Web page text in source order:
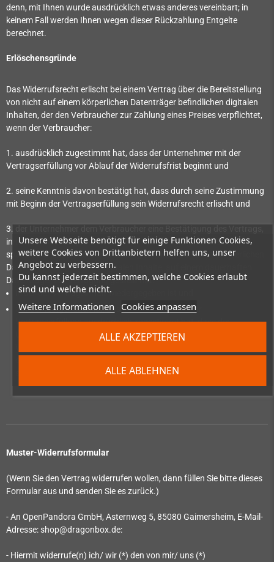
Unsere Webseite benötigt für einige Funktionen Cookies,
weitere Cookies von Drittanbietern helfen uns, unser
Angebot zu verbessern.
Du kannst jederzeit bestimmen, welche Cookies erlaubt
sind und welche nicht.
Weitere Informationen Cookies anpassen
ALLE ABLEHNEN
ALLE AKZEPTIEREN
denn, mit Ihnen wurde ausdrücklich etwas anderes vereinbart; in
keinem Fall werden Ihnen wegen dieser Rückzahlung Entgelte
berechnet.
Erlöschensgründe
Das Widerrufsrecht erlischt bei einem Vertrag über die Bereitstellung
von nicht auf einem körperlichen Datenträger befindlichen digitalen
Inhalten, der den Verbraucher zur Zahlung eines Preises verpflichtet,
wenn der Verbraucher:
1. ausdrücklich zugestimmt hat, dass der Unternehmer mit der
Vertragserfüllung vor Ablauf der Widerrufsfrist beginnt und
2. seine Kenntnis davon bestätigt hat, dass durch seine Zustimmung
mit Beginn der Vertragserfüllung sein Widerrufsrecht erlischt und
3. der Unternehmer dem Verbraucher eine Bestätigung des Vertrags,
innerhalb einer angemessenen Frist nach Vertragsschluss,
spätestens jedoch bei Bereitstellung der nicht auf einem körperlichen
Datenträger befindlichen digitalen Inhalte, auf einem dauerhaften
Datenträger zur Verfügung gestellt hat:
in der der Vertragsinhalt wiedergegeben ist und
auf der festgehalten ist, dass der Verbraucher vor
Vertragserfüllung ausdrücklich zugestimmt hat, dass der
Unternehmer mit der Vertragserfüllung vor Ablauf der
sein Widerrufsrecht verliert.
Muster-Widerrufsformular
(Wenn Sie den Vertrag widerrufen wollen, dann füllen Sie bitte dieses
Formular aus und senden Sie es zurück.)
- An OpenPandora GmbH, Asternweg 5, 85080 Gaimersheim, E-Mail-
Adresse: shop@dragonbox.de:
- Hiermit widerrufe(n) ich/ wir (*) den von mir/ uns (*)